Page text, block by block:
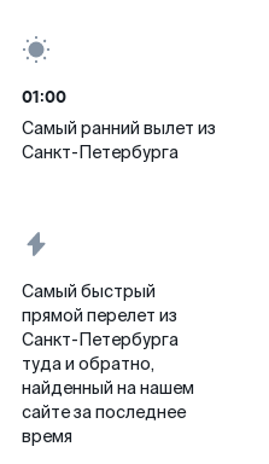
01:00
Самый ранний вылет из
Санкт-Петербурга
Самый быстрый
прямой перелет из
Санкт-Петербурга
туда и обратно,
найденный на нашем
сайте за последнее
время